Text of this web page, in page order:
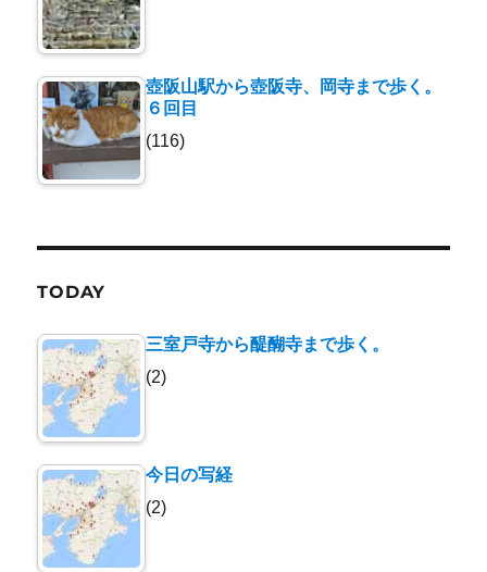
壺阪山駅から壺阪寺、岡寺まで歩く。
６回目
(116)
TODAY
三室戸寺から醍醐寺まで歩く。
(2)
今日の写経
(2)